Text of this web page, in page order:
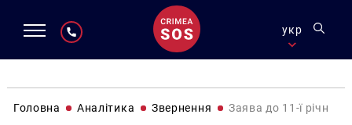
укр
Головна Аналітика Звернення Заява до 11-ї річниці